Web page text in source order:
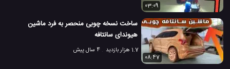
03:09
ساخت نسخه چوبی منحصر به فرد ماشین
هیوندای سانتافه
1.7 هزار بازدید
4 سال پیش
08:47